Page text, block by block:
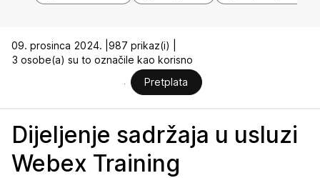
09. prosinca 2024. | 987 prikaz(i) |
3 osobe(a) su to označile kao korisno
Pretplata
Dijeljenje sadržaja u usluzi
Webex Training